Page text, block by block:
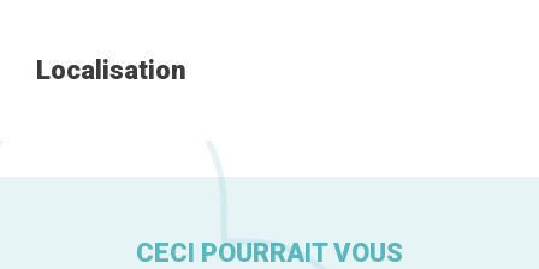
Localisation
CECI POURRAIT VOUS